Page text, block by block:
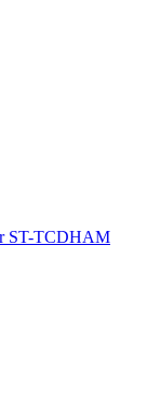
ST-TCDHAM